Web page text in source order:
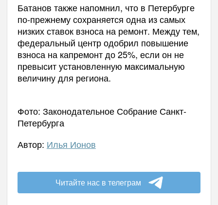
Батанов также напомнил, что в Петербурге
по-прежнему сохраняется одна из самых
низких ставок взноса на ремонт. Между тем,
федеральный центр одобрил повышение
взноса на капремонт до 25%, если он не
превысит установленную максимальную
величину для региона.
Фото: Законодательное Собрание Санкт-
Петербурга
Автор: Илья Ионов
Читайте нас в телеграм